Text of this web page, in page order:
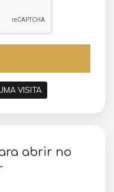
VISITA
abrir no